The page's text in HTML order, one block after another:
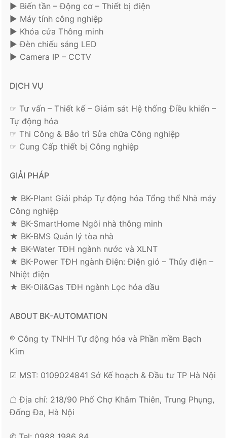
► Biến tần – Động cơ – Thiết bị điện
► Máy tính công nghiệp
► Khóa cửa Thông minh
► Đèn chiếu sáng LED
► Camera IP – CCTV
DỊCH VỤ
☞ Tư vấn – Thiết kế – Giám sát Hệ thống Điều khiển –
Tự động hóa
☞ Thi Công & Bảo trì Sửa chữa Công nghiệp
☞ Cung Cấp thiết bị Công nghiệp
GIẢI PHÁP
★ BK-Plant Giải pháp Tự động hóa Tổng thể Nhà máy
Công nghiệp
★ BK-SmartHome Ngôi nhà thông minh
★ BK-BMS Quản lý tòa nhà
★ BK-Water TĐH ngành nước và XLNT
★ BK-Power TĐH ngành Điện: Điện gió – Thủy điện –
Nhiệt điện
★ BK-Oil&Gas TĐH ngành Lọc hóa dầu
ABOUT BK-AUTOMATION
® Công ty TNHH Tự động hóa và Phần mềm Bạch
Kim
☑ MST: 0109024841 Sở Kế hoạch & Đầu tư TP Hà Nội
☖ Địa chỉ: 218/90 Phố Chợ Khâm Thiên, Trung Phụng,
Đống Đa, Hà Nội